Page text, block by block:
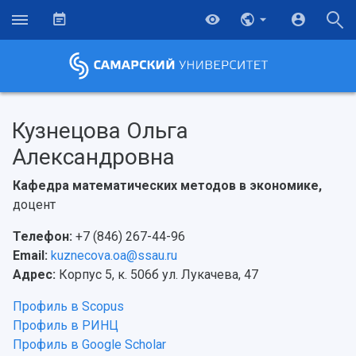
Кузнецова Ольга
Александровна
Кафедра математических методов в экономике,
доцент
Телефон: +7 (846) 267-44-96
Email: kuznecova.oa@ssau.ru
Адрес: Корпус 5, к. 506б ул. Лукачева, 47
Профиль в Scopus
Профиль в РИНЦ
Профиль в Google Scholar